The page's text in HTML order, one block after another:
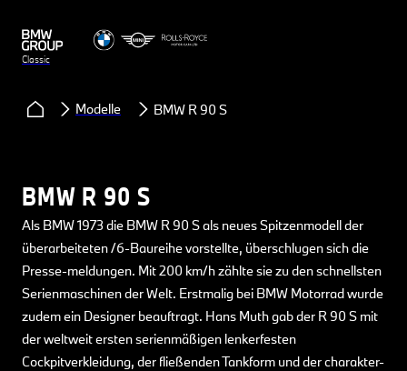
Classic
Modelle BMW R 90 S
BMW R 90 S
Als BMW 1973 die BMW R 90 S als neues Spitzenmodell der
überarbeiteten /6-Baureihe vorstellte, überschlugen sich die
Presse-meldungen. Mit 200 km/h zählte sie zu den schnellsten
Serienmaschinen der Welt. Erstmalig bei BMW Motorrad wurde
zudem ein Designer beauftragt. Hans Muth gab der R 90 S mit
der weltweit ersten serienmäßigen lenkerfesten
Cockpitverkleidung, der fließenden Tankform und der charakter-